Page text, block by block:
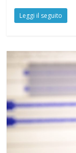
Leggi il seguito